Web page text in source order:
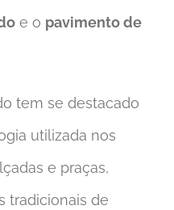
e o pavimento de
tem se destacado
utilizada nos
e praças,
tradicionais de